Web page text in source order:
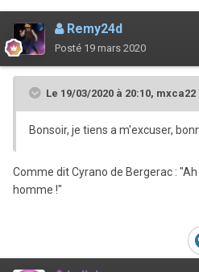
Remy24d
Posté 19 mars 2020
Le 19/03/2020 à 20:10, mxca22
Bonsoir, je tiens a m'excuser,
Comme dit Cyrano de Bergerac :
homme !"